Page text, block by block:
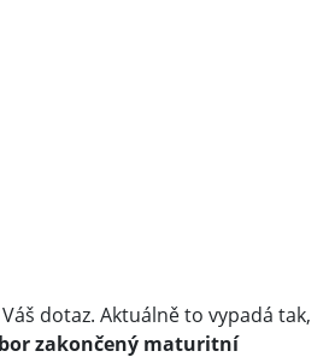
dotaz. Aktuálně to vypadá tak,
zakončený maturitní